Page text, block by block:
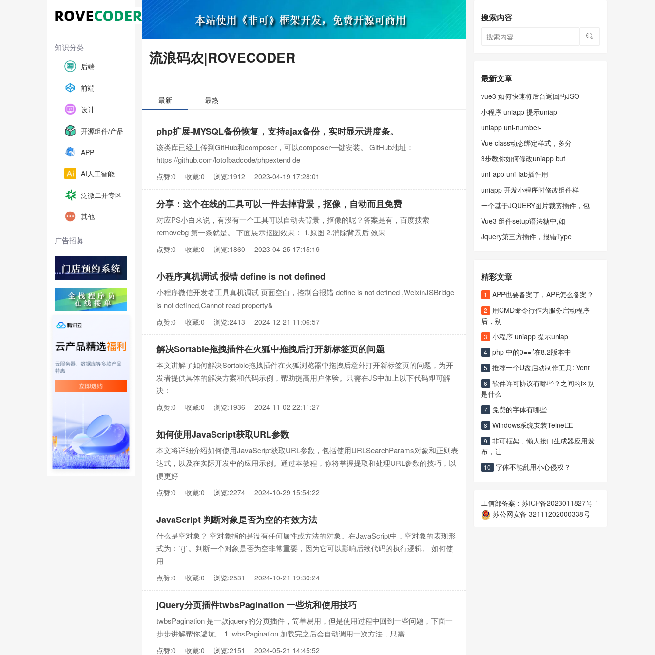
知识分类
后端
前端
设计
开源组件/产品
APP
AI人工智能
泛微二开专区
其他
广告招募
流浪码农|ROVECODER
最新 最热
php扩展-MYSQL备份恢复，支持ajax备份，实时显示进度条。
该类库已经上传到GitHub和composer，可以composer一键安装。 GitHub地址：
https://github.com/lotofbadcode/phpextend de
点赞:0 收藏:0 浏览:1912 2023-04-19 17:28:01
分享：这个在线的工具可以一件去掉背景，抠像，自动而且免费
对应PS小白来说，有没有一个工具可以自动去背景，抠像的呢？答案是有，百度搜索
removebg 第一条就是。 下面展示抠图效果： 1.原图 2.消除背景后 效果
点赞:0 收藏:0 浏览:1860 2023-04-25 17:15:19
小程序真机调试 报错 define is not defined
小程序微信开发者工具真机调试 页面空白，控制台报错 define is not defined ,WeixinJSBridge
is not defined,Cannot read property&
点赞:0 收藏:0 浏览:2413 2024-12-21 11:06:57
解决Sortable拖拽插件在火狐中拖拽后打开新标签页的问题
本文讲解了如何解决Sortable拖拽插件在火狐浏览器中拖拽后意外打开新标签页的问题，为开
发者提供具体的解决方案和代码示例，帮助提高用户体验。只需在JS中加上以下代码即可解
决：
点赞:0 收藏:0 浏览:1936 2024-11-02 22:11:27
如何使用JavaScript获取URL参数
本文将详细介绍如何使用JavaScript获取URL参数，包括使用URLSearchParams对象和正则表
达式，以及在实际开发中的应用示例。通过本教程，你将掌握提取和处理URL参数的技巧，以
便更好
点赞:0 收藏:0 浏览:2274 2024-10-29 15:54:22
JavaScript 判断对象是否为空的有效方法
什么是空对象？ 空对象指的是没有任何属性或方法的对象。在JavaScript中，空对象的表现形
式为：`{}`。判断一个对象是否为空非常重要，因为它可以影响后续代码的执行逻辑。 如何使
用
点赞:0 收藏:0 浏览:2531 2024-10-21 19:30:24
jQuery分页插件twbsPagination 一些坑和使用技巧
twbsPagination 是一款jquery的分页插件，简单易用，但是使用过程中回到一些问题，下面一
步步讲解帮你避坑。 1.twbsPagination 加载完之后会自动调用一次方法，只需
点赞:0 收藏:0 浏览:2151 2024-05-21 14:45:52
搜索内容
最新文章
vue3 如何快速将后台返回的JSO
小程序 uniapp 提示uniap
uniapp uni-number-
Vue class动态绑定样式，多分
3步教你如何修改uniapp but
uni-app uni-fab插件用
uniapp 开发小程序时修改组件样
一个基于JQUERY图片裁剪插件，包
Vue3 组件setup语法糖中,如
Jquery第三方插件，报错Type
精彩文章
1 APP也要备案了，APP怎么备案？
2 用CMD命令行作为服务启动程序
后，别
3 小程序 uniapp 提示uniap
4 php 中的0==‘’在8.2版本中
5 推荐一个U盘启动制作工具: Vent
6 软件许可协议有哪些？之间的区别
是什么
7 免费的字体有哪些
8 Windows系统安装Telnet工
9 非可框架，懒人接口生成器应用发
布，让
10 字体不能乱用小心侵权？
工信部备案： 苏ICP备2023011827号-1
苏公网安备 32111202000338号